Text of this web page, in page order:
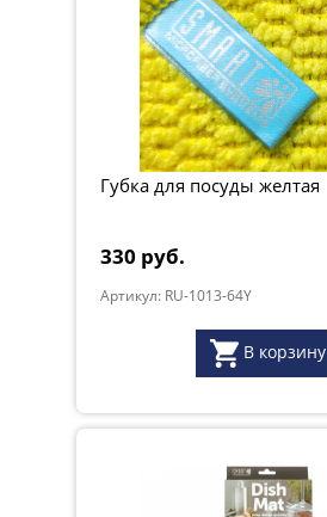
Губка для посуды желтая
330 руб.
Артикул: RU-1013-64Y
В корзину